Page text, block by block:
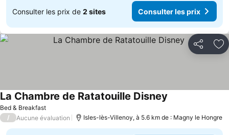
Consulter les prix de 2 sites Consulter les prix
Partager
Bed & Breakfast
La Chambre de Ratatouille Disney
/ Aucune évaluation Isles-lès-Villenoy, à 5.6 km de : Magny le Hongre